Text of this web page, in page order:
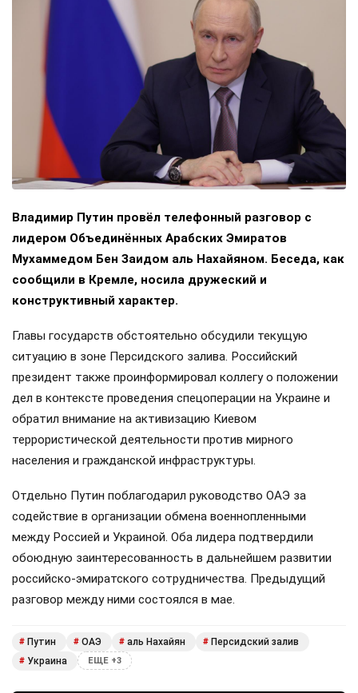
Владимир Путин провёл телефонный разговор с
лидером Объединённых Арабских Эмиратов
Мухаммедом Бен Заидом аль Нахайяном. Беседа, как
сообщили в Кремле, носила дружеский и
конструктивный характер.
Главы государств обстоятельно обсудили текущую
ситуацию в зоне Персидского залива. Российский
президент также проинформировал коллегу о положении
дел в контексте проведения спецоперации на Украине и
обратил внимание на активизацию Киевом
террористической деятельности против мирного
населения и гражданской инфраструктуры.
Отдельно Путин поблагодарил руководство ОАЭ за
содействие в организации обмена военнопленными
между Россией и Украиной. Оба лидера подтвердили
обоюдную заинтересованность в дальнейшем развитии
российско-эмиратского сотрудничества. Предыдущий
разговор между ними состоялся в мае.
# Путин # ОАЭ # аль Нахайян # Персидский залив
# Украина ЕЩЕ +3